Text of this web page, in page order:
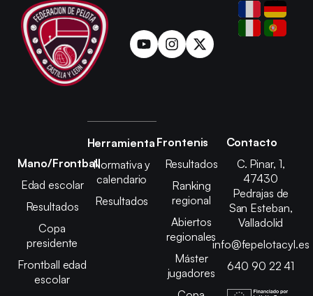
Mano/Frontball
Edad escolar
Resultados
Copa
presidente
Frontball edad
escolar
Herramienta
Normativa y
calendario
Resultados
Frontenis
Resultados
Ranking
regional
Abiertos
regionales
Máster
jugadores
Contacto
C. Pinar, 1,
47430
Pedrajas de
San Esteban,
Valladolid
info@fepelotacyl.es
640 90 22 41